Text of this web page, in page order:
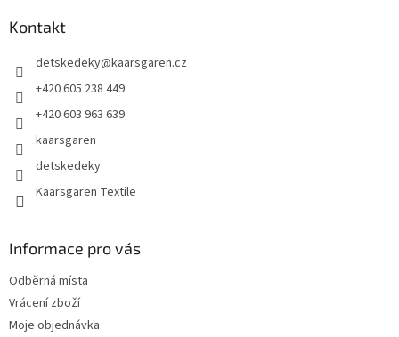
Kontakt
detskedeky@kaarsgaren.cz
+420 605 238 449
+420 603 963 639
kaarsgaren
detskedeky
Kaarsgaren Textile
Informace pro vás
Odběrná místa
Vrácení zboží
Moje objednávka